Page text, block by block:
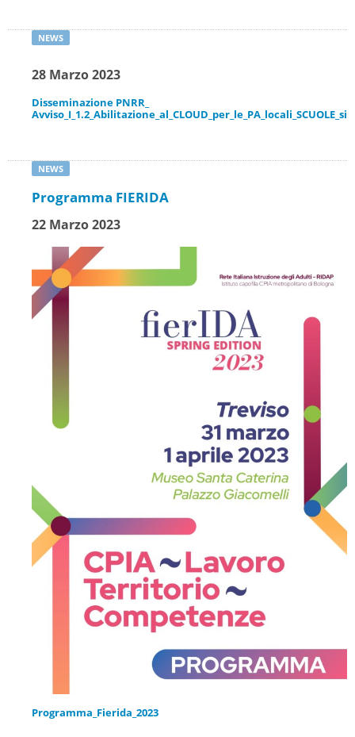
28 Marzo 2023
Disseminazione PNRR_
Programma FIERIDA
22 Marzo 2023
Programma_Fierida_2023